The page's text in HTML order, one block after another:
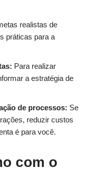
realistas de
práticas para a
Para realizar
a estratégia de
de processos: Se
reduzir custos
é para você.
com o